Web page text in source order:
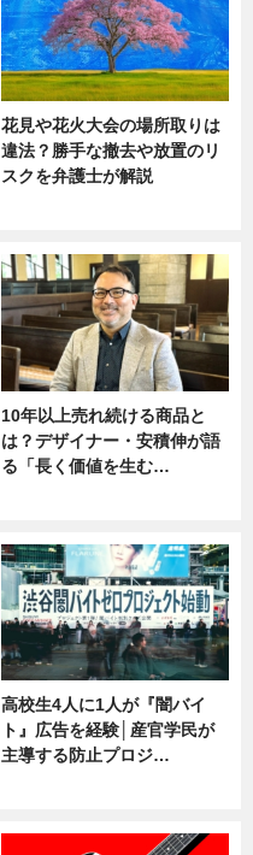
花見や花火大会の場所取りは
違法？勝手な撤去や放置のリ
スクを弁護士が解説
10年以上売れ続ける商品と
は？デザイナー・安積伸が語
る「長く価値を生む…
高校生4人に1人が『闇バイ
ト』広告を経験│産官学民が
主導する防止プロジ…